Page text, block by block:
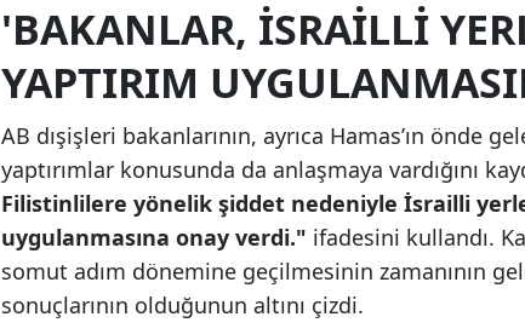
Mersin
İstanbul
'BAKANLAR, İSRAILLI
YAPTIRIM
AB dışişleri bakanlarının, ayrıca Hamas’ın önde
yaptırımlar konusunda da anlaşmaya vardığını
Filistinlilere yönelik şiddet nedeniyle İsrailli
uygulanmasına onay verdi." ifadesini kullandı.
somut adım dönemine geçilmesinin zamanının
sonuçlarının olduğunun altını çizdi.